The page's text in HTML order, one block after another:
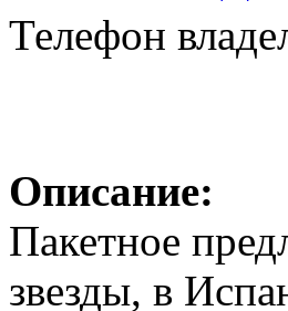
Телефон
Описание:
Пакетное
звезды, в